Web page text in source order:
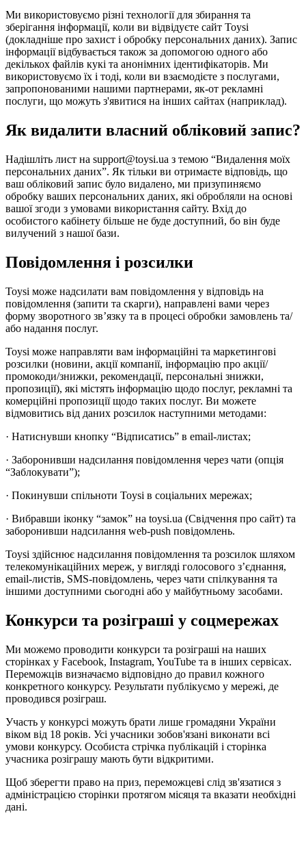
Ми використовуємо різні технології для збирання та
зберігання інформації, коли ви відвідуєте сайт Toysi
(докладніше про захист і обробку персональних даних). Запис
інформації відбувається також за допомогою одного або
декількох файлів кукі та анонімних ідентифікаторів. Ми
використовуємо їх і тоді, коли ви взаємодієте з послугами,
запропонованими нашими партнерами, як-от рекламні
послуги, що можуть з'явитися на інших сайтах (наприклад).
Як видалити власний обліковий запис?
Надішліть лист на support@toysi.ua з темою “Видалення моїх
персональних даних”. Як тільки ви отримаєте відповідь, що
ваш обліковий запис було видалено, ми призупиняємо
обробку ваших персональних даних, які обробляли на основі
вашої згоди з умовами використання сайту. Вхід до
особистого кабінету більше не буде доступний, бо він буде
вилучений з нашої бази.
Повідомлення і розсилки
Toysi може надсилати вам повідомлення у відповідь на
повідомлення (запити та скарги), направлені вами через
форму зворотного зв’язку та в процесі обробки замовлень та/
або надання послуг.
Toysi може направляти вам інформаційні та маркетингові
розсилки (новини, акції компанії, інформацію про акції/
промокоди/знижки, рекомендації, персональні знижки,
пропозиції), які містять інформацію щодо послуг, рекламні та
комерційні пропозиції щодо таких послуг. Ви можете
відмовитись від даних розсилок наступними методами:
· Натиснувши кнопку “Відписатись” в email-листах;
· Заборонивши надсилання повідомлення через чати (опція
“Заблокувати”);
· Покинувши спільноти Toysi в соціальних мережах;
· Вибравши іконку “замок” на toysi.ua (Свідчення про сайт) та
заборонивши надсилання web-push повідомлень.
Toysi здійснює надсилання повідомлення та розсилок шляхом
телекомунікаційних мереж, у вигляді голосового з’єднання,
email-листів, SMS-повідомлень, через чати спілкування та
іншими доступними сьогодні або у майбутньому засобами.
Конкурси та розіграші у соцмережах
Ми можемо проводити конкурси та розіграші на наших
сторінках у Facebook, Instagram, YouTube та в інших сервісах.
Переможців визначаємо відповідно до правил кожного
конкретного конкурсу. Результати публікуємо у мережі, де
проводився розіграш.
Участь у конкурсі можуть брати лише громадяни України
віком від 18 років. Усі учасники зобов'язані виконати всі
умови конкурсу. Особиста стрічка публікацій і сторінка
учасника розіграшу мають бути відкритими.
Щоб зберегти право на приз, переможцеві слід зв'язатися з
адміністрацією сторінки протягом місяця та вказати необхідні
дані.